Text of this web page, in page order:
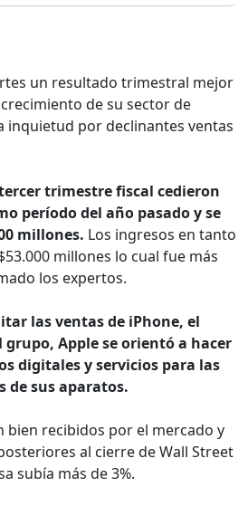
un resultado trimestral mejor
de su sector de
inquietud por declinantes ventas
trimestre fiscal cedieron
período del año pasado y se
millones. Los ingresos en tanto
millones lo cual fue más
los expertos.
las ventas de iPhone, el
Apple se orientó a hacer
digitales y servicios para las
de sus aparatos.
bien recibidos por el mercado y
al cierre de Wall Street
subía más de 3%.